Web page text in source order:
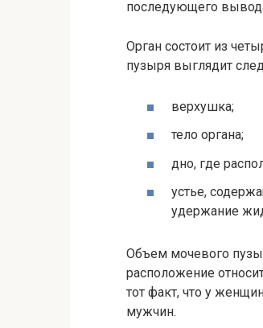
последующего
Орган состоит из
пузыря выглядит
верхушка;
тело органа;
дно, где
устье,
удержание
Объем мочевого
расположение
тот факт, что у
мужчин.